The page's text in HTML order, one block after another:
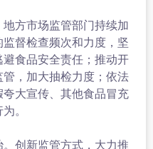
方市场监管部门持续加
督检查频次和力度，坚
食品安全责任；推动开
，加大抽检力度；依法
大宣传、其他食品冒充
。
创新监管方式，大力推